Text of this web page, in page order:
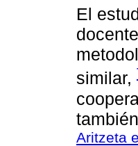
El
similar,
Aritzeta